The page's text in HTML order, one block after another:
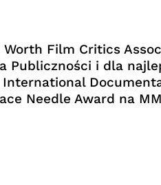
Film Critics
Publiczności i dla
Needle Award na